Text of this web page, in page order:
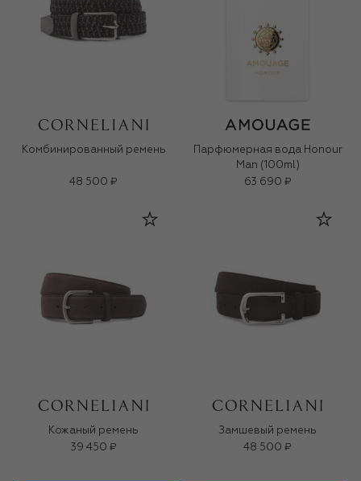
Комбинированный ремень
48 500 ₽
Парфюмерная вода Honour
Man (100ml)
63 690 ₽
Кожаный ремень
39 450 ₽
Замшевый ремень
48 500 ₽